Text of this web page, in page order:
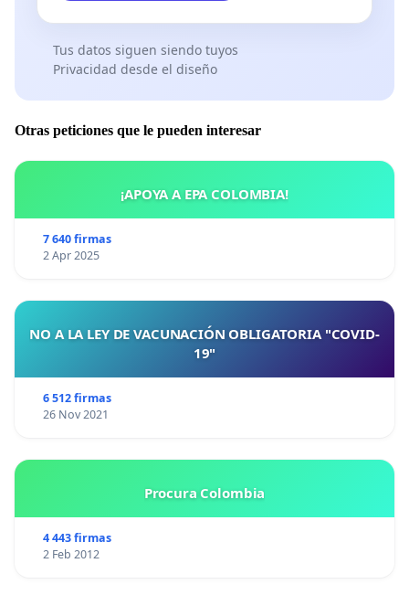
Tus datos siguen siendo tuyos
Privacidad desde el diseño
Otras peticiones que le pueden interesar
¡APOYA A EPA COLOMBIA!
7 640 firmas
2 Apr 2025
NO A LA LEY DE VACUNACIÓN OBLIGATORIA "COVID-
19"
6 512 firmas
26 Nov 2021
Procura Colombia
4 443 firmas
2 Feb 2012